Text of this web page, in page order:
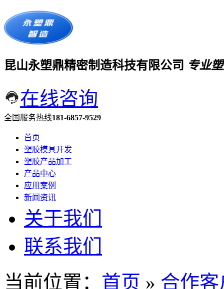
昆山永塑鼎精密制造科技有限公司 专业
在线咨询
全国服务热线181-6857-9529
首页
塑胶模具开发
塑胶产品加工
产品中心
应用案例
新闻资讯
关于我们
联系我们
当前位置： 首页 » 合作客